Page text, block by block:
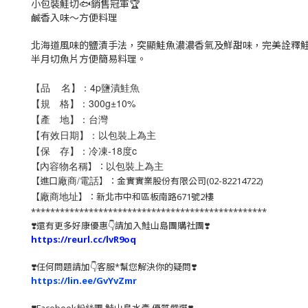
小包裝鮭切🐟銷售冠軍🏆
鹹香入味～方便料理
北海道風味的鹽漬手法，突顯鮭魚濃濃香氣及鮮甜味，完美詮釋
半月切魚片方便簡易料理。
【品 名】：4p鹽漬鮭魚
【規 格】：300g±10%
【產 地】：台灣
【有效日期】：以包裝上為主
【保 存】：冷凍-18度c
【內容物名稱】： 以包裝上為主
【進口廠商/電話】：金實實業股份有限公司(02-82214722)
【廠商地址】：新北市中和區板南路671號2樓
*************************************************
❣️還有更多好康優惠👇請加入鮭山島團購社團❣️
https://reurl.cc/lvR9oq
❣️任何問題請加👇客服*幫您解決你的疑問❣️
https://lin.ee/GvYvZmr